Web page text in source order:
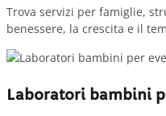
Trova servizi per famiglie,
benessere, la crescita e il
Laboratori bambini